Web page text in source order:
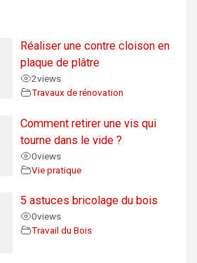
Réaliser une contre cloison en
plaque de plâtre
2views
Travaux de rénovation
Comment retirer une vis qui
tourne dans le vide ?
0views
Vie pratique
5 astuces bricolage du bois
0views
Travail du Bois